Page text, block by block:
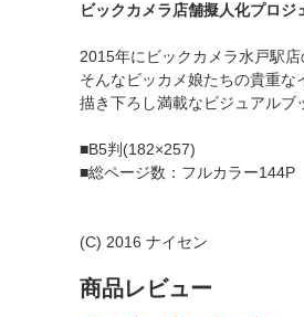
ビックカメラ店舗擬人化プロジ
2015年にビックカメラ水戸駅
そんなビッカメ娘たちの貴重な
描き下ろし満載なビジュアルブ
■B5判(182×257)
■総ページ数：フルカラー144P
(C) 2016 ナイセン
商品レビュー